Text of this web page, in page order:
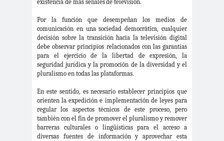
#Géner
o
#GéneroYDD
HH
#Importan
te
#Importante #Noticias
#Asamblea
#Colegiodeperiodistas
#InformarNoEs
Delito
#LibertadDePr
ensa
#MediosNoSexi
stas
#Mega
#Megame
existencia de más señalesde televisión.
Por la función que desempeñan los medios de
comunicación en una sociedad democrática, cualquier
decisión sobre la transición hacia la televisión digital
debe observar principios relacionados con las garantías
para el ejercicio de la libertad de expresión, la
seguridad jurídica y la promoción de la diversidad y el
pluralismo en todas las plataformas.
En este sentido, es necesario establecer principios que
orienten la expedición e implementación de leyes para
regular los aspectos técnicos de este proceso, pero
también con el fin de promover el pluralismo y remover
barreras culturales o lingüísticas para el acceso a
diversas fuentes de información y aprovechar esta